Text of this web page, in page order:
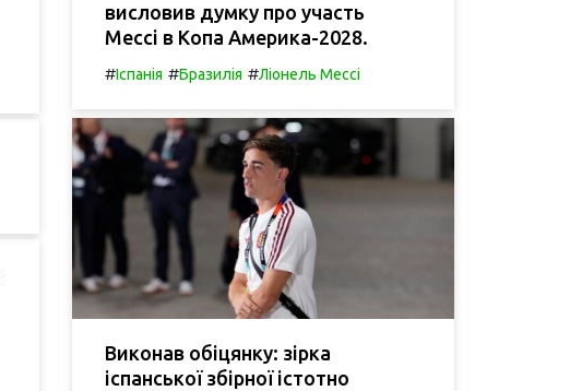
висловив думку про участь
Мессі в Копа Америка-2028.
#Іспанія #Бразилія #Ліонель Мессі
Виконав обіцянку: зірка
іспанської збірної істотно